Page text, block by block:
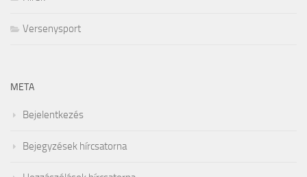
Versenysport
META
Bejelentkezés
Bejegyzések hírcsatorna